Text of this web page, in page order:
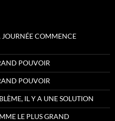
JOURNÉE COMMENCE
POUVOIR
POUVOIR
IL Y A UNE SOLUTION
LE PLUS GRAND